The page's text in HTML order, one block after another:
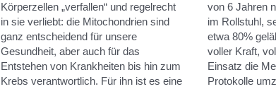
Körperzellen „verfallen“ und regelrecht
in sie verliebt: die Mitochondrien sind
ganz entscheidend für unsere
Gesundheit, aber auch für das
Entstehen von Krankheiten bis hin zum
Krebs verantwortlich. Für ihn ist es eine
von 6 Jahren
im Rollstuhl,
etwa 80%
voller Kraft,
Einsatz die
Protokolle